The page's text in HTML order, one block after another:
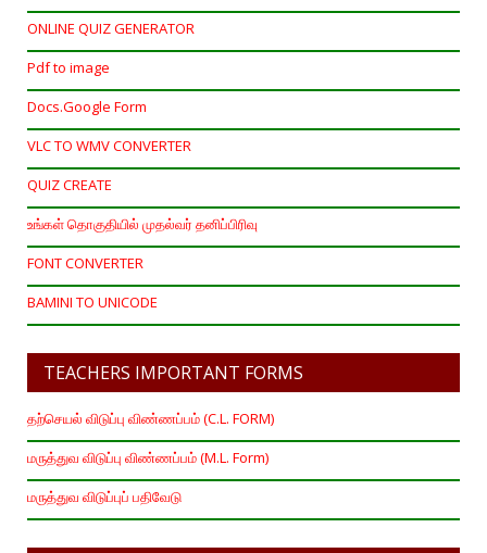
ONLINE QUIZ GENERATOR
Pdf to image
Docs.Google Form
VLC TO WMV CONVERTER
QUIZ CREATE
உங்கள் தொகுதியில் முதல்வர் தனிப்பிரிவு
FONT CONVERTER
BAMINI TO UNICODE
TEACHERS IMPORTANT FORMS
தற்செயல் விடுப்பு விண்ணப்பம் (C.L. FORM)
மருத்துவ விடுப்பு விண்ணப்பம் (M.L. Form)
மருத்துவ விடுப்புப் பதிவேடு